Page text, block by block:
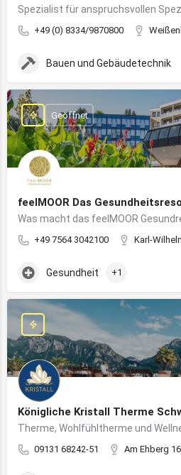
+49 (0) 8334/9870800
Bauen und Gebäudetechnik
feelMOOR Das
+49 7564 3042100 Karl-
Geöffnet
Gesundheit +1
Königliche Kristall Therme
09131 68242-51 Am Ehberg 16